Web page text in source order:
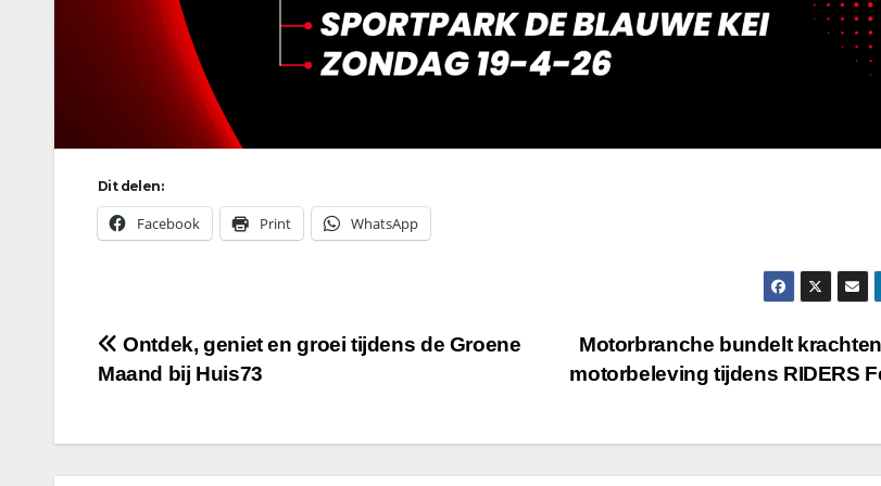
Dit delen:
Facebook Print WhatsApp
Bericht
navigatie
Motorbranche bundelt
motorbeleving tijdens RIDERS
Ontdek, geniet en groei tijdens de Groene
Maand bij Huis73